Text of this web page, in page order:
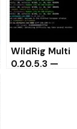
WildRig Multi
0.20.5.3 —